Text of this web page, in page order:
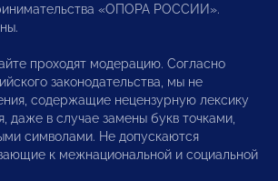
«ОПОРА РОССИИ».
проходят модерацию. Согласно
законодательства, мы не
содержащие нецензурную лексику
даже в случае замены букв точками,
символами. Не допускаются
к межнациональной и социальной